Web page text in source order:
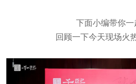
下面小编带你一
回顾一下今天现场火